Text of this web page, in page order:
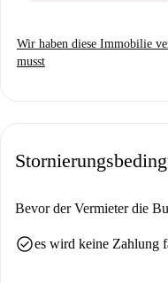
Wir haben diese Immobilie
musst
Bevor der Vermieter die
check_circlees wird keine Zahlung